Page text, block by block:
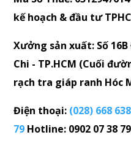
kế hoạch & đầu tư
Xưởng sản xuất: Số
Chi - TP.HCM (Cuối
rạch tra giáp ranh Hóc
Điện thoại: (028) 668
79 Hotline: 0902 07 38 79